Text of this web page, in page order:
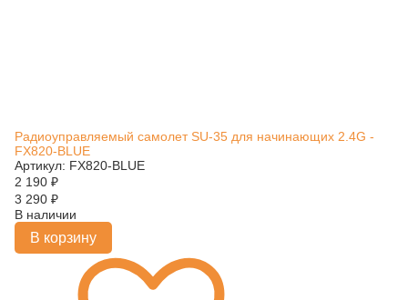
Радиоуправляемый самолет SU-35 для начинающих 2.4G -
FX820-BLUE
Артикул: FX820-BLUE
2 190 ₽
3 290 ₽
В наличии
В корзину